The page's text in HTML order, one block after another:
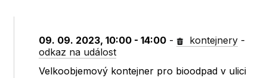
09. 09. 2023, 10:00 - 14:00 - kontejnery -
odkaz na událost
Velkoobjemový kontejner pro bioodpad v ulici